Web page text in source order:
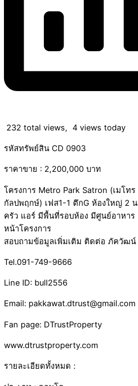
232 total views, 4 views today
รหัสทรัพย์สิน CD 0903
ราคาขาย : 2,200,000 บาท
โครงการ Metro Park Satron (เมโท
กัลปพฤกษ์) เฟส1-1 ตึกG ห้องใหญ่ 2
ครัว แอร์ มีพื้นที่รอบห้อง มีศูนย์อาหาร
หน้าโครงการ
สอบถามข้อมูลเพิ่มเติม ติดต่อ ภัควัฒน์
Tel.091-749-9666
Line ID: bull2556
Email: pakkawat.dtrust@gmail.com
Fan page: DTrustProperty
www.dtrustproperty.com
รายละเอียดทั้งหมด :